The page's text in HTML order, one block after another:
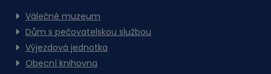
Válečné muzeum
Dům s pečovatelskou službou
Výjezdová jednotka
Obecní knihovna